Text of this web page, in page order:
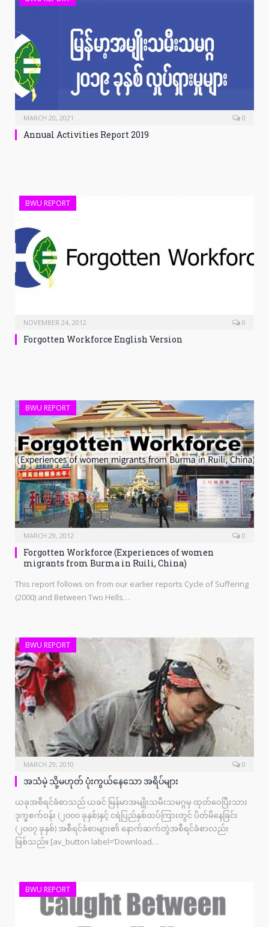
MARCH 20, 2021 0
Annual Activities Report 2019
BWU REPORT
NOVEMBER 24, 2012 0
Forgotten Workforce English Version
BWU REPORT
MARCH 29, 2012 0
Forgotten Workforce (Experiences of women
migrants from Burma in Ruili, China)
This report follows on from our earlier reports Cycle of Suffering
(2000) and Between Two Hells…
BWU REPORT
MARCH 29, 2010 0
အသံမဲ့ သို့မဟုတ် ပုံးကွယ်နေသော အရိပ်များ
ယခုအစီရင်ခံစာသည် ယခင် မြန်မာအမျိုးသမီးသမဂ္ဂမှ ထုတ်ဝေပြီးသား
ဒုက္ခစက်ဝန်း (၂၀၀၀ ခုနှစ်)နှင့် ငရဲပြည်နှစ်ထပ်ကြားတွင် ပိတ်မိနေခြင်း
(၂၀၀၇ ခုနှစ်) အစီရင်ခံစာများ၏ နောက်ဆက်တွဲအစီရင်ခံစာလည်း
ဖြစ်သည်။ [av_button label=’Download…
BWU REPORT